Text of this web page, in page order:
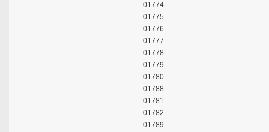
01774
01775
01776
01777
01778
01779
01780
01788
01781
01782
01789